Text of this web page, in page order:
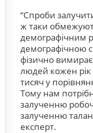
“Спроби
ж таки
демографічним
демографічною
фізично
людей кожен
тисяч у
Тому нам
залученню
залученню
експерт.